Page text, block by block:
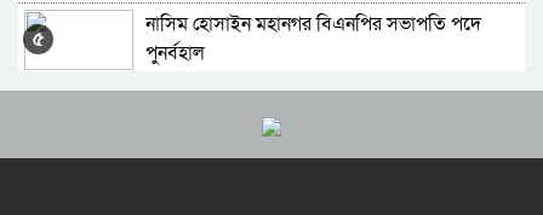
এসএমপি’র নতুন কমিশনারের দায়িত্ব গ্রহণ
৫
নাসিম হোসাইন মহানগর বিএনপির সভাপতি পদে
পুনর্বহাল
সিলেটে শিশু ফাহিমা হত্যায় জাকিরের মৃ/ত্যু/দ/ণ্ড